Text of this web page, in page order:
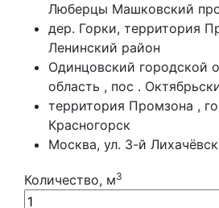
Люберцы Машковский
дер. Горки, территория
Ленинский район
Одинцовский городской
область , пос .
территория Промзона ,
Красногорск
Москва, ул. 3-й
Количество, м3